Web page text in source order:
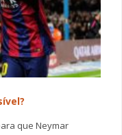
que Neymar